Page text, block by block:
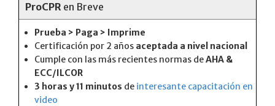
ProCPR en Breve
Prueba > Paga > Imprime
Certificación por 2 años aceptada a nivel nacional
Cumple con las más recientes normas deAHA &
ECC/ILCOR
3 horas y 11 minutos de interesante capacitación en
video